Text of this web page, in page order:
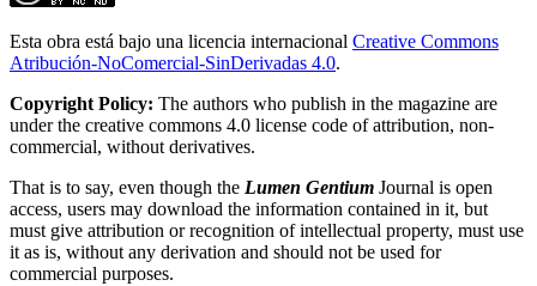
Esta obra está bajo una licencia internacional Creative Commons
Atribución-NoComercial-SinDerivadas 4.0.
Copyright Policy: The authors who publish in the magazine are
under the creative commons 4.0 license code of attribution, non-
commercial, without derivatives.
That is to say, even though the Lumen Gentium Journal is open
access, users may download the information contained in it, but
must give attribution or recognition of intellectual property, must use
it as is, without any derivation and should not be used for
commercial purposes.